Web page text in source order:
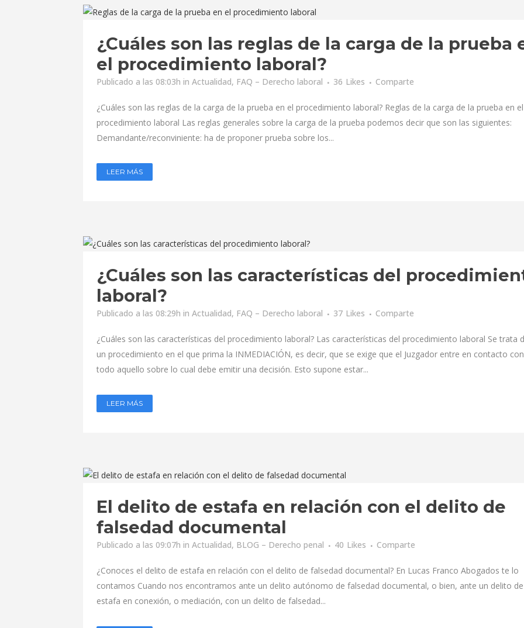
¿Cuáles son las reglas de la carga de la prueba
el procedimiento laboral?
Publicado a las 08:03h in Actualidad, FAQ – Derecho laboral 36 Likes Comparte
¿Cuáles son las reglas de la carga de la prueba en el procedimiento laboral? Reglas de la carga de la prueba en el
procedimiento laboral Las reglas generales sobre la carga de la prueba podemos decir que son las siguientes:
Demandante/reconviniente: ha de proponer prueba sobre los...
LEER MÁS
¿Cuáles son las características del
laboral?
Publicado a las 08:29h in Actualidad, FAQ – Derecho laboral 37 Likes Comparte
¿Cuáles son las características del procedimiento laboral? Las características del procedimiento laboral Se trata
un procedimiento en el que prima la INMEDIACIÓN, es decir, que se exige que el Juzgador entre en contacto con
todo aquello sobre lo cual debe emitir una decisión. Esto supone estar...
LEER MÁS
El delito de estafa en relación con el delito de
falsedad documental
Publicado a las 09:07h in Actualidad, BLOG – Derecho penal 40 Likes Comparte
¿Conoces el delito de estafa en relación con el delito de falsedad documental? En Lucas Franco Abogados te lo
contamos Cuando nos encontramos ante un delito autónomo de falsedad documental, o bien, ante un delito de
estafa en conexión, o mediación, con un delito de falsedad...